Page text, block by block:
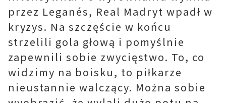
przez Leganés, Real Madryt wpadł w
kryzys. Na szczęście w końcu
strzelili gola głową i pomyślnie
zapewnili sobie zwycięstwo. To, co
widzimy na boisku, to piłkarze
nieustannie walczący. Można sobie